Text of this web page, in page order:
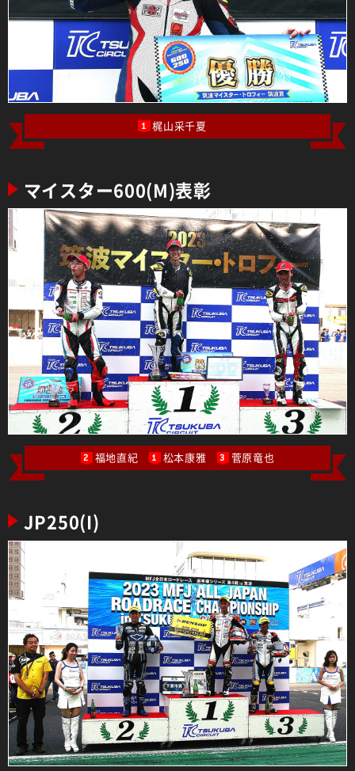
1 梶山采千夏
マイスター600(M)表彰
1 松本康雅
2 福地直紀 3 菅原竜也
JP250(I)